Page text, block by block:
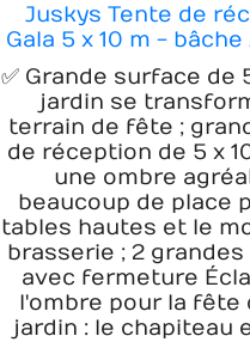
Juskys Tente de
Gala 5 x 10 m -
parois latérales
pavillon Stable,
Outdoor Party Garten
chapiteau
✅ Grande surface de
jardin se
terrain de fête ;
de réception de 5 x
une ombre
beaucoup de place
tables hautes et le
brasserie ; 2
avec fermeture
l'ombre pour la fête
jardin : le chapiteau